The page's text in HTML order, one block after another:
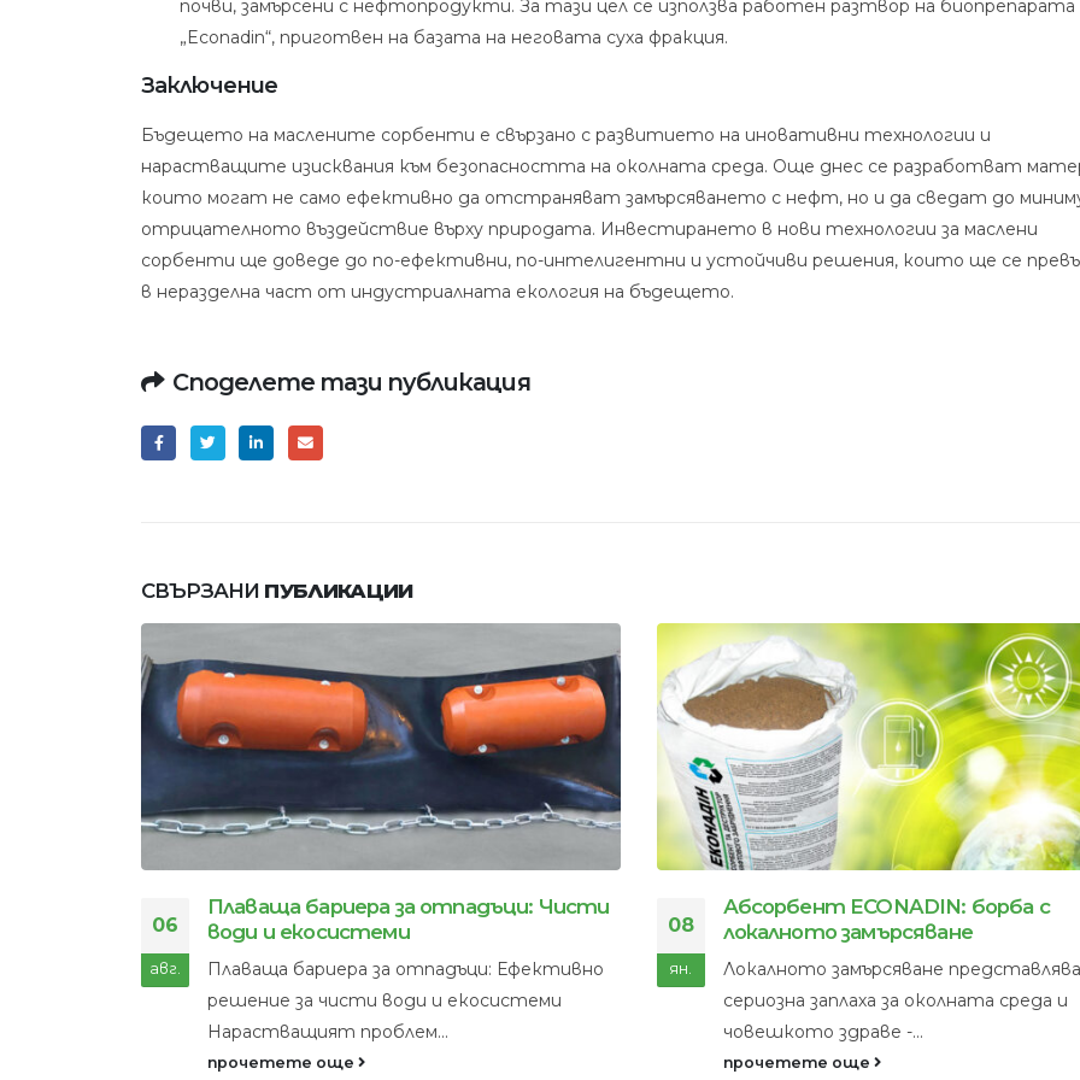
почви, замърсени с нефтопродукти. За тази цел се използва работен разтвор на биопрепарата
„Econadin“, приготвен на базата на неговата суха фракция.
Заключение
Бъдещето на маслените сорбенти е свързано с развитието на иновативни технологии и
нарастващите изисквания към безопасността на околната среда. Още днес се разработват
които могат не само ефективно да отстраняват замърсяването с нефт, но и да сведат до
отрицателното въздействие върху природата. Инвестирането в нови технологии за маслени
сорбенти ще доведе до по-ефективни, по-интелигентни и устойчиви решения, които ще се
в неразделна част от индустриалната екология на бъдещето.
Споделете тази публикация
СВЪРЗАНИ ПУБЛИКАЦИИ
06
авг.
Плаваща бариера за отпадъци: Чисти
води и екосистеми
Плаваща бариера за отпадъци: Ефективно
решение за чисти води и екосистеми
Нарастващият проблем...
прочетете още
08
ян.
Абсорбент ECONADIN: борба с
локалното замърсяване
Локалното замърсяване представлява
сериозна заплаха за околната среда и
човешкото здраве -...
прочетете още